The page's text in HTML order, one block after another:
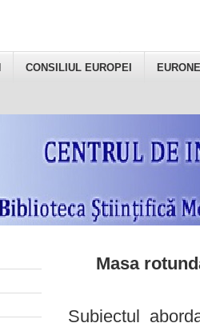
CONSILIUL EUROPEI
Masa
Subiectul